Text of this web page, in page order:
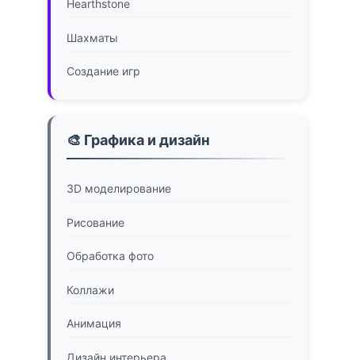
Hearthstone
Шахматы
Создание игр
🎨 Графика и дизайн
3D моделирование
Рисование
Обработка фото
Коллажи
Анимация
Дизайн интерьера